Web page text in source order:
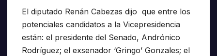
El diputado Renán Cabezas dijo que entre los
potenciales candidatos a la Vicepresidencia
están: el presidente del Senado, Andrónico
Rodríguez; el exsenador ‘Gringo’ Gonzales; el